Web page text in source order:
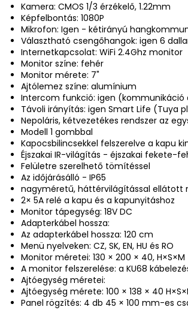
Kamera: CMOS 1/3 érzékelő, 1.22mm
Képfelbontás: 1080P
Mikrofon: Igen - kétirányú
Választható csengőhangok: igen 6
Internetkapcsolat: WiFi 2.4Ghz monitor
Monitor színe: fehér
Monitor mérete: 7"
Ajtólemez színe: alumínium
Intercom funkció: igen
Távoli irányítás: igen Smart Life (Tuya
Nepoláris, kétvezetékes rendszer az
Modell 1 gombbal
Kapocsbilincsekkel felszerelve a kapu
Éjszakai IR-világítás - éjszakai fekete-
Felületre szerelhető tömítéssel
Az időjárásálló - IP65
nagyméretű, háttérvilágítással ellátott
2× 5A relé a kapu és a kapunyitáshoz
Monitor tápegység: 18V DC
Adapterkábel hossza:
Az adapterkábel hossza: 120 cm
Menü nyelveken: CZ, SK, EN, HU és RO
Monitor méretei: 130 × 200 × 40,
A monitor felszerelése: a KU68
Ajtóegység méretei:
Ajtóegység mérete: 100 × 138 × 40
Panel rögzítés: 4 db 45 × 100 mm-es